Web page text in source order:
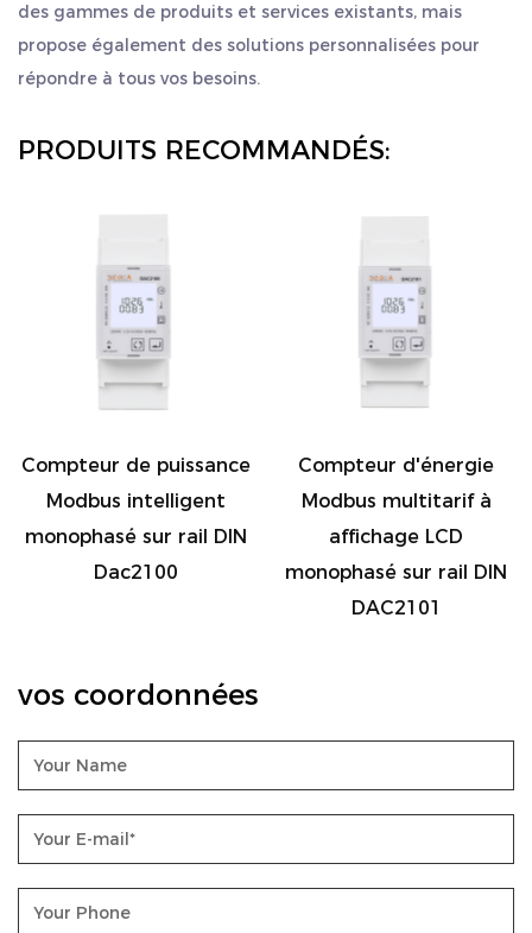
Avantages du produit
Les compteurs d'énergie Dac4121c disposent non
mais sont également équipés d'un écran LCD clair
et ses normes de sécurité élevées garantissent le
fonctionnement stable à long terme de
l'équipement. Le produit prend également en
charge les protocoles de communication RS485 et
systèmes de contrôle intelligents pour obtenir une
gestion de l'énergie plus efficace.
des gammes de produits et services existants, mais
propose également des solutions personnalisées pour
répondre à tous vos besoins.
PRODUITS RECOMMANDÉS:
Compteur de puissance
Modbus intelligent
monophasé sur rail DIN
Dac2100
Compteur d'énergie
Modbus multitarif à
affichage LCD
monophasé sur rail DIN
DAC2101
vos coordonnées